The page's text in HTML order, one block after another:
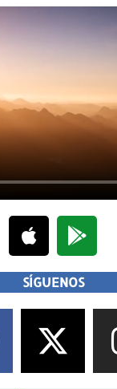
SÍGUENOS